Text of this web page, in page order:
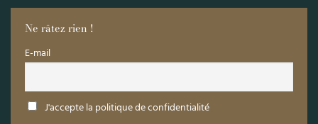
Ne râtez rien !
E-mail
J'accepte la politique de confidentialité